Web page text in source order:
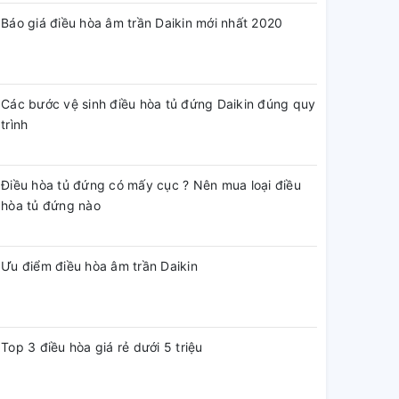
Báo giá điều hòa âm trần Daikin mới nhất 2020
Các bước vệ sinh điều hòa tủ đứng Daikin đúng quy
trình
Điều hòa tủ đứng có mấy cục ? Nên mua loại điều
hòa tủ đứng nào
Ưu điểm điều hòa âm trần Daikin
Top 3 điều hòa giá rẻ dưới 5 triệu